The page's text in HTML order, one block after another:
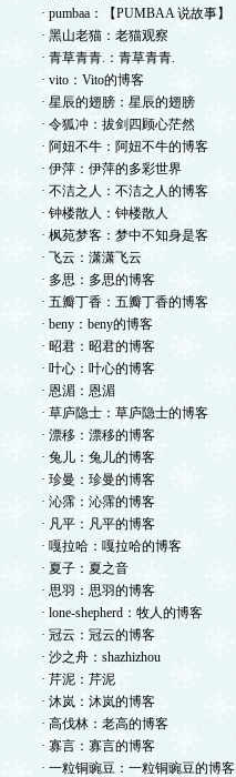
· pumbaa：【PUMBAA 说故事】
· 黑山老猫：老猫观察
· 青草青青.：青草青青.
· vito：Vito的博客
· 星辰的翅膀：星辰的翅膀
· 令狐冲：拔剑四顾心茫然
· 阿妞不牛：阿妞不牛的博客
· 伊萍：伊萍的多彩世界
· 不洁之人：不洁之人的博客
· 钟楼散人：钟楼散人
· 枫苑梦客：梦中不知身是客
· 飞云：潇潇飞云
· 多思：多思的博客
· 五瓣丁香：五瓣丁香的博客
· beny：beny的博客
· 昭君：昭君的博客
· 叶心：叶心的博客
· 恩湄：恩湄
· 草庐隐士：草庐隐士的博客
· 漂移：漂移的博客
· 兔儿：兔儿的博客
· 珍曼：珍曼的博客
· 沁霈：沁霈的博客
· 凡平：凡平的博客
· 嘎拉哈：嘎拉哈的博客
· 夏子：夏之音
· 思羽：思羽的博客
· lone-shepherd：牧人的博客
· 冠云：冠云的博客
· 沙之舟：shazhizhou
· 芹泥：芹泥
· 沐岚：沐岚的博客
· 高伐林：老高的博客
· 寡言：寡言的博客
· 一粒铜豌豆：一粒铜豌豆的博客